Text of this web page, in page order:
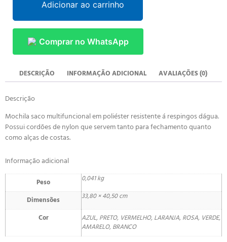
Adicionar ao carrinho
Comprar no WhatsApp
DESCRIÇÃO INFORMAÇÃO ADICIONAL AVALIAÇÕES (0)
Descrição
Mochila saco multifuncional em poliéster resistente á respingos dágua.
Possui cordões de nylon que servem tanto para fechamento quanto
como alças de costas.
Informação adicional
Peso 0,041 kg
Dimensões 33,80 × 40,50 cm
Cor
AZUL, PRETO, VERMELHO, LARANJA, ROSA, VERDE,
AMARELO, BRANCO